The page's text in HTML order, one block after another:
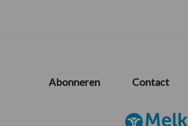
Abonneren Contact